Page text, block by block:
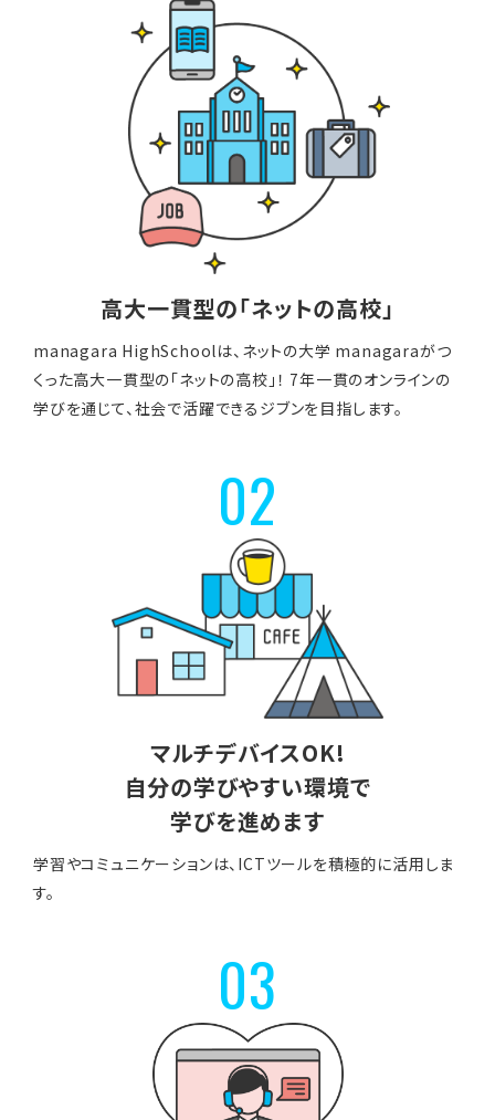
高大一貫型の「ネットの高校」
managara HighSchoolは、ネットの大学 managaraがつ
くった高大一貫型の「ネットの高校」！ 7年一貫のオンラインの
学びを通じて、社会で活躍できるジブンを目指します。
マルチデバイスOK!
自分の学びやすい環境で
学びを進めます
学習やコミュニケーションは、ICTツールを積極的に活用しま
す。